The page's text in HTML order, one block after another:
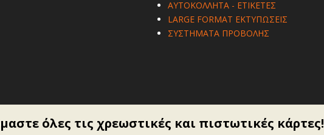
ΑΥΤΟΚΟΛΛΗΤΑ - ΕΤΙΚΕΤΕΣ
LARGE FORMAT ΕΚΤΥΠΩΣΕΙΣ
ΣΥΣΤΗΜΑΤΑ ΠΡΟΒΟΛΗΣ
όλες τις χρεωστικές και πιστωτικές κάρτες!